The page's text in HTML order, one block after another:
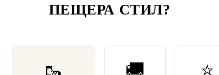
ПЕЩЕРА СТИЛ?
🥾 🚚 ⭐